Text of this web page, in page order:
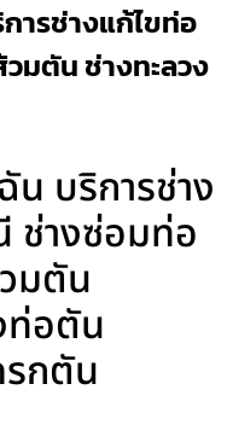
ารช่างแก้ไขท่อ
มตัน ช่างทะลวง
น บริการช่าง
ช่างซ่อมท่อ
มตัน
ท่อตัน
กตัน